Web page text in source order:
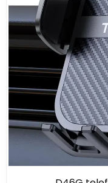
Tökéletes
elhelyezése
miközben nem
a vezetés
Egykezes
mozdulattal
kivehető vagy
Telefonod
habbetétes
biztosítva.